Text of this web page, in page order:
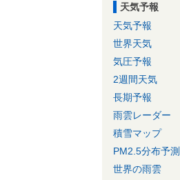
天気予報
天気予報
世界天気
気圧予報
2週間天気
長期予報
雨雲レーダー
積雪マップ
PM2.5分布予測
世界の雨雲